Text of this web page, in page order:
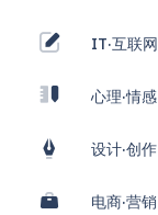
IT·互联网
心理·情感
设计·创作
电商·营销